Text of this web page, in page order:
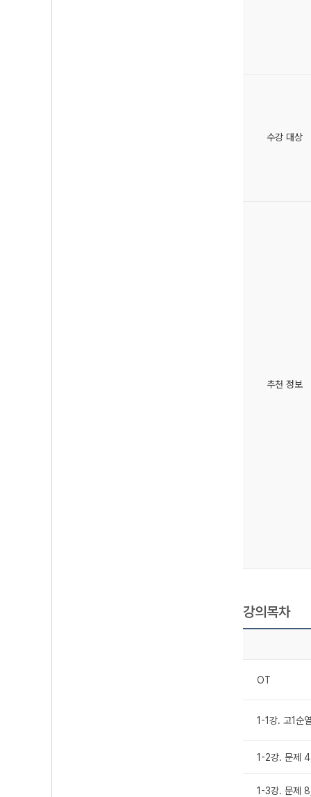
수강 대상
추천 정보
강의목차
OT
1-1강. 고1순
1-2강. 문제
1-3강. 문제